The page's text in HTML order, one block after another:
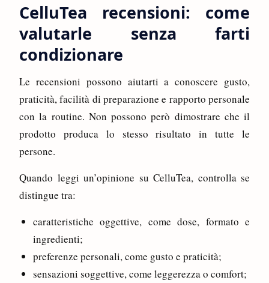
CelluTea recensioni: come
valutarle senza farti
condizionare
Le recensioni possono aiutarti a conoscere gusto,
praticità, facilità di preparazione e rapporto personale
con la routine. Non possono però dimostrare che il
prodotto produca lo stesso risultato in tutte le
persone.
Quando leggi un’opinione su CelluTea, controlla se
distingue tra:
caratteristiche oggettive, come dose, formato e
ingredienti;
preferenze personali, come gusto e praticità;
sensazioni soggettive, come leggerezza o comfort;